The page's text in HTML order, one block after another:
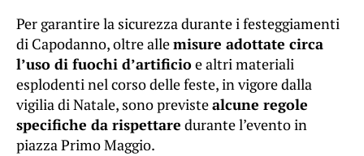
Per garantire la sicurezza durante i festeggiamenti
di Capodanno, oltre allemisure adottate circa
l’uso di fuochi d’artificioe altri materiali
esplodenti nel corso delle feste, in vigore dalla
vigilia di Natale, sono previstealcune regole
specifiche da rispettare durante l’evento in
piazza Primo Maggio.